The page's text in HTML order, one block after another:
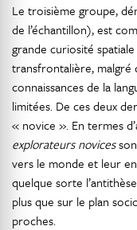
Le troisième groupe,
de l’échantillon), est
grande curiosité spatiale
transfrontalière, malgré
connaissances de la
limitées. De ces deux
« novice ». En termes
explorateurs novices
vers le monde et leur
quelque sorte
plus que sur le plan
proches.